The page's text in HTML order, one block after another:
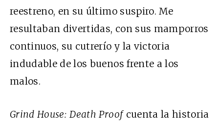
reestreno, en su último suspiro. Me
resultaban divertidas, con sus mamporros
continuos, su cutrerío y la victoria
indudable de los buenos frente a los
malos.
Grind House: Death Proofcuenta la historia